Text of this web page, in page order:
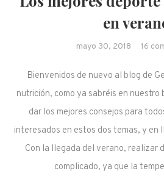
en
mayo 30, 2018 16
Bienvenidos de nuevo al blog de
nutrición, como ya sabréis en
dar los mejores consejos para
interesados en estos dos temas, y en
Con la llegada del verano, realizar
complicado, ya que la